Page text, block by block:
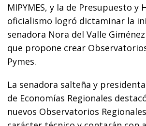
MIPYMES, y la de Presupuesto y
oficialismo logró dictaminar la
senadora Nora del Valle
que propone crear
Pymes.
La senadora salteña y
de Economías Regionales
nuevos Observatorios